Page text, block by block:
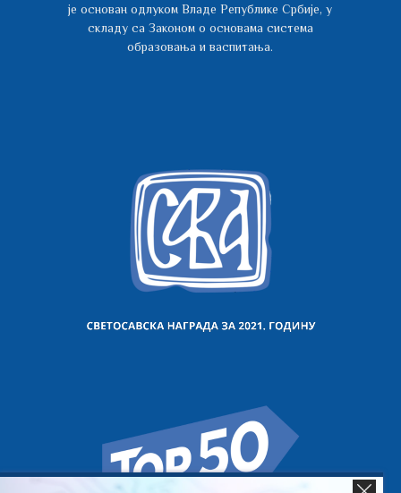
је основан одлуком Владе Републике Србије, у
складу са Законом о основама система
образовања и васпитања.